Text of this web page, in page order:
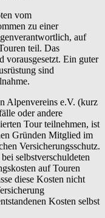
vom
zu einer
auf
teil. Das
vorausgesetzt. Ein guter
sind
Alpenvereins e.V. (kurz
oder andere
Tour teilnehmen, ist
Gründen Mitglied im
Versicherungsschutz.
selbstverschuldeten
auf Touren
diese Kosten nicht
Kosten selbst